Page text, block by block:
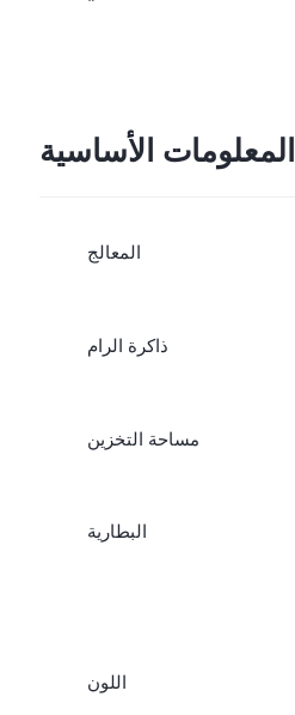
المعلومات الأساسية
المعالج
ذاكرة الرام
مساحة التخزين
البطارية
اللون